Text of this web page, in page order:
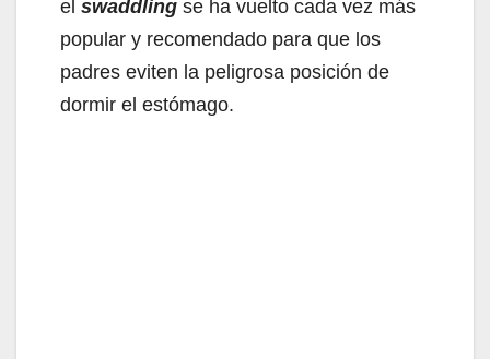
el swaddling se ha vuelto cada vez más
popular y recomendado para que los
padres eviten la peligrosa posición de
dormir el estómago.